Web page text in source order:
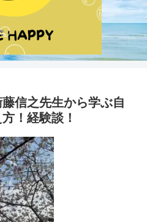
信之先生から学ぶ自
！経験談！